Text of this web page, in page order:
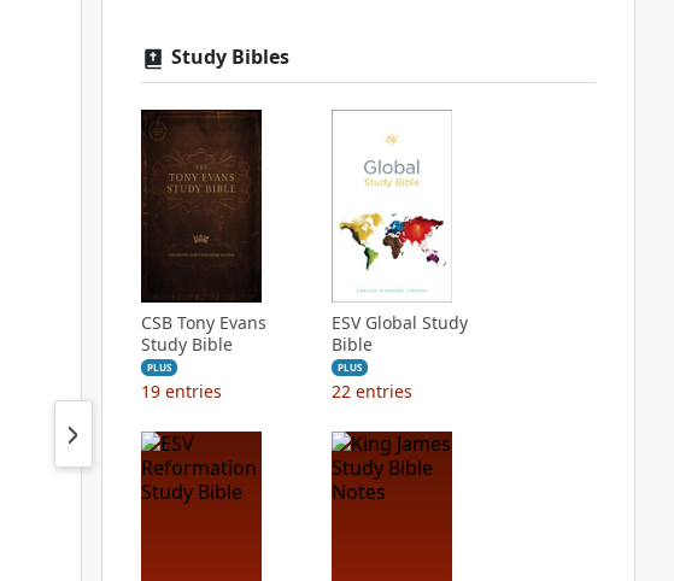
Study Bibles
CSB Tony Evans
Study Bible
PLUS
19 entries
ESV Global Study
Bible
PLUS
22 entries